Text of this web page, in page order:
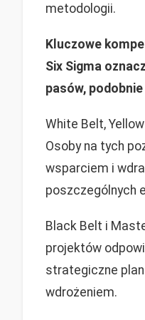
metodologii.
Kluczowe
Six Sigma
pasów,
White Belt,
Osoby na tych
wsparciem i
poszczególnych
Black Belt i
projektów
strategiczne
wdrożeniem.